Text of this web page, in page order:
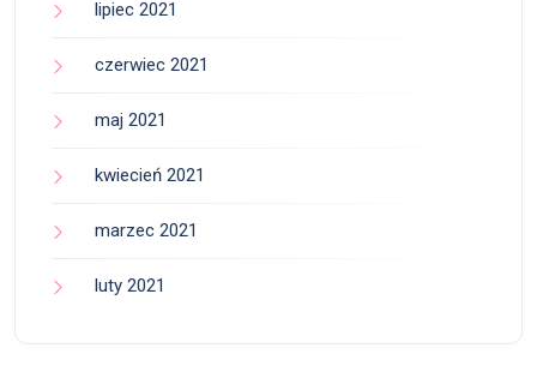
lipiec 2021
czerwiec 2021
maj 2021
kwiecień 2021
marzec 2021
luty 2021